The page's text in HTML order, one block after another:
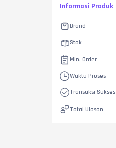
Informasi Produk
Brand
Stok
Min. Order
Waktu Proses
Transaksi Sukses
Total Ulasan